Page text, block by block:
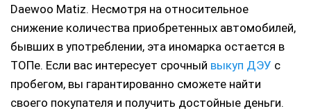
Daewoo Matiz. Несмотря на относительное
снижение количества приобретенных автомобилей,
бывших в употреблении, эта иномарка остается в
ТОПе. Если вас интересует срочный выкуп ДЭУ с
пробегом, вы гарантированно сможете найти
своего покупателя и получить достойные деньги.